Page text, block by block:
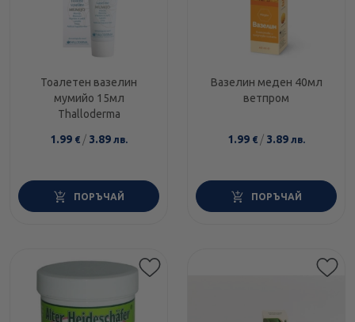
Тоалетен вазелин
мумийо 15мл
Thalloderma
1.99 € / 3.89 лв.
ПОРЪЧАЙ
Вазелин меден 40мл
ветпром
1.99 € / 3.89 лв.
ПОРЪЧАЙ